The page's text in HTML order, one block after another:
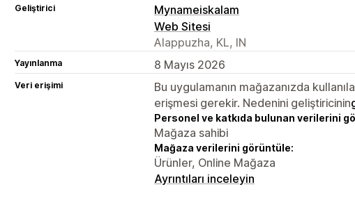
Geliştirici
Mynameiskalam
Web Sitesi
Alappuzha, KL, IN
Yayınlanma 8 Mayıs 2026
Veri erişimi
Bu uygulamanın mağazanızda
erişmesi gerekir. Nedenini geliştiricinin
Personel ve katkıda bulunan verilerini
Mağaza sahibi
Mağaza verilerini görüntüle:
Ürünler, Online Mağaza
Ayrıntıları inceleyin